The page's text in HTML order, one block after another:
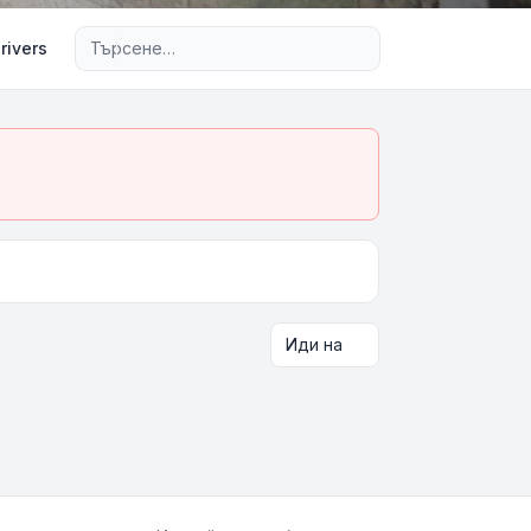
Иди на